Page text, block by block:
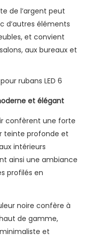
de l’argent peut
d’autres éléments
et convient
aux bureaux et
et élégant
confèrent une forte
teinte profonde et
intérieurs
ainsi une ambiance
profilés en
noire confère à
de gamme,
et